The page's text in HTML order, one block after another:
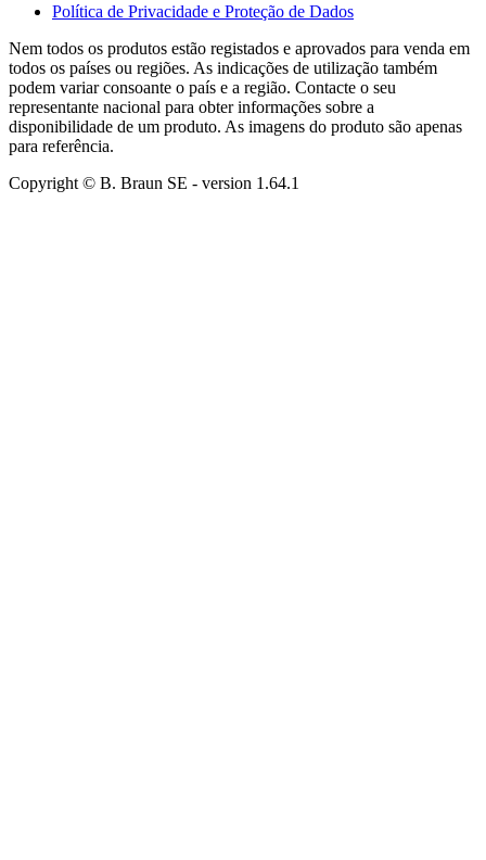
Política de Privacidade e Proteção de Dados
Nem todos os produtos estão registados e aprovados para venda em
todos os países ou regiões. As indicações de utilização também
podem variar consoante o país e a região. Contacte o seu
representante nacional para obter informações sobre a
disponibilidade de um produto. As imagens do produto são apenas
para referência.
Copyright © B. Braun SE - version 1.64.1